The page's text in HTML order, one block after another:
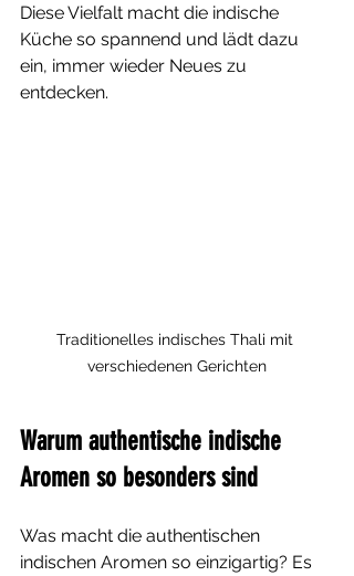
Diese Vielfalt macht die indische
Küche so spannend und lädt dazu
ein, immer wieder Neues zu
entdecken.
Traditionelles indisches Thali mit
verschiedenen Gerichten
Warum authentische indische
Aromen so besonders sind
Was macht die authentischen
indischen Aromen so einzigartig? Es